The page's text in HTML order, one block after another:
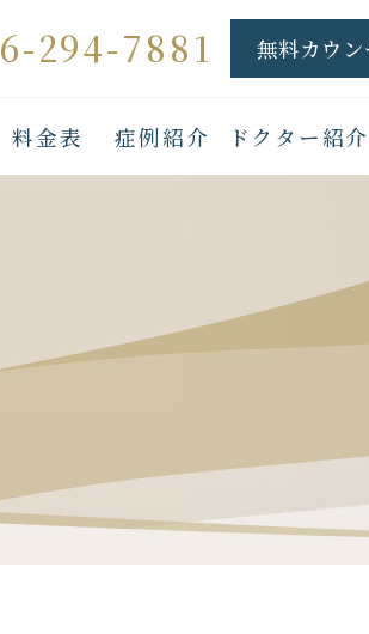
294-7881 無料カウ
料金表 症例紹介 ドクター紹介